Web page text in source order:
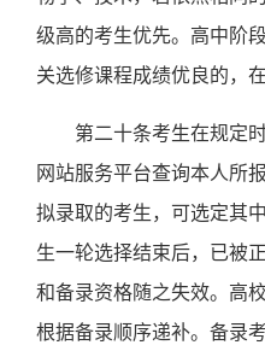
级高的考生优先。高中阶
关选修课程成绩优良的，
第二十条考生在规定
网站服务平台查询本人所
拟录取的考生，可选定其中
生一轮选择结束后，已被
和备录资格随之失效。 高
根据备录顺序递补。备录